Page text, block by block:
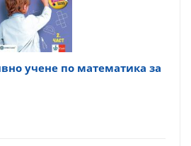
учене по математика за